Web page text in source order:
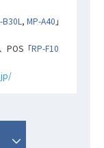
, MP-A40 」
POS「RP-F10